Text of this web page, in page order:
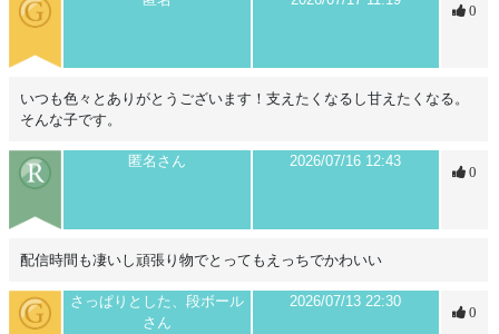
0
いつも色々とありがとうございます！支えたくなるし甘えたくなる。
そんな子です。
匿名さん 2026/07/16 12:43
0
配信時間も凄いし頑張り物でとってもえっちでかわいい
さっぱりとした、段ボール
さん
2026/07/13 22:30
0